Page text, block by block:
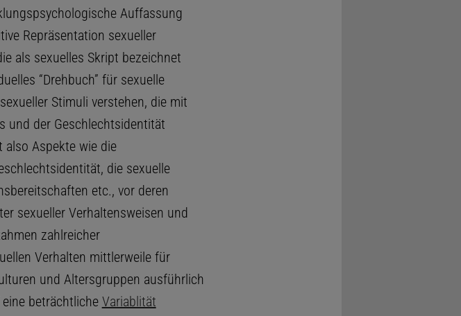
Auffassung
Repräsentation sexueller
als sexuelles Skript bezeichnet
“Drehbuch” für sexuelle
Stimuli verstehen, die mit
und der Geschlechtsidentität
Aspekte wie die
die sexuelle
etc., vor deren
sexueller Verhaltensweisen und
zahlreicher
Verhalten mittlerweile für
und Altersgruppen ausführlich
beträchtliche Variablität